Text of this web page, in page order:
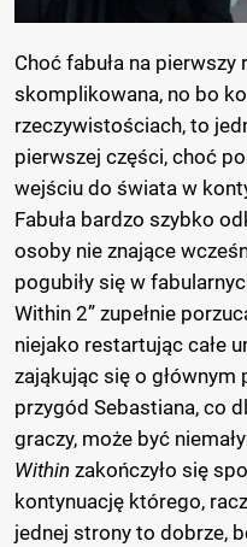
Choć fabuła na
skomplikowana, no bo
rzeczywistościach, to
pierwszej części, choć
wejściu do świata w
Fabuła bardzo szybko
osoby nie znające
pogubiły się w
Within 2” zupełnie
niejako restartując całe
zająkując się o
przygód Sebastiana, co
graczy, może być
Within zakończyło się
kontynuację którego,
jednej strony to dobrze,